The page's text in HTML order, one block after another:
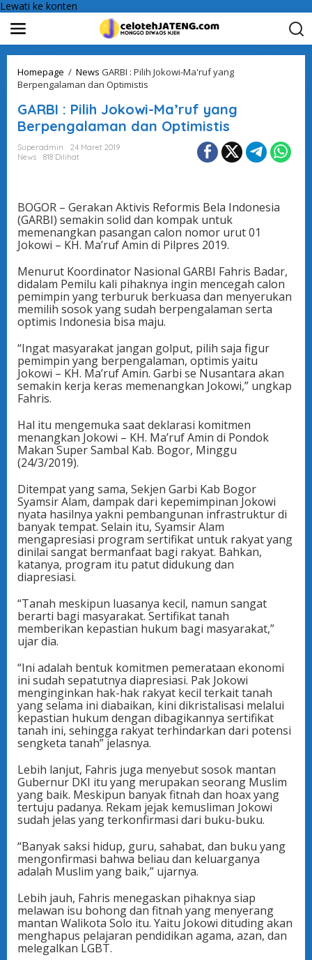
Lewati ke konten
Homepage / News GARBI : Pilih Jokowi-Ma'ruf yang
Berpengalaman dan Optimistis
GARBI : Pilih Jokowi-Ma’ruf yang
Berpengalaman dan Optimistis
Superadmin
24 Maret 2019
News
818 Dilihat
BOGOR – Gerakan Aktivis Reformis Bela Indonesia
(GARBI) semakin solid dan kompak untuk
memenangkan pasangan calon nomor urut 01
Jokowi – KH. Ma’ruf Amin di Pilpres 2019.
Menurut Koordinator Nasional GARBI Fahris Badar,
didalam Pemilu kali pihaknya ingin mencegah calon
pemimpin yang terburuk berkuasa dan menyerukan
memilih sosok yang sudah berpengalaman serta
optimis Indonesia bisa maju.
“Ingat masyarakat jangan golput, pilih saja figur
pemimpin yang berpengalaman, optimis yaitu
Jokowi – KH. Ma’ruf Amin. Garbi se Nusantara akan
semakin kerja keras memenangkan Jokowi,” ungkap
Fahris.
Hal itu mengemuka saat deklarasi komitmen
menangkan Jokowi – KH. Ma’ruf Amin di Pondok
Makan Super Sambal Kab. Bogor, Minggu
(24/3/2019).
Ditempat yang sama, Sekjen Garbi Kab Bogor
Syamsir Alam, dampak dari kepemimpinan Jokowi
nyata hasilnya yakni pembangunan infrastruktur di
banyak tempat. Selain itu, Syamsir Alam
mengapresiasi program sertifikat untuk rakyat yang
dinilai sangat bermanfaat bagi rakyat. Bahkan,
katanya, program itu patut didukung dan
diapresiasi.
“Tanah meskipun luasanya kecil, namun sangat
berarti bagi masyarakat. Sertifikat tanah
memberikan kepastian hukum bagi masyarakat,”
ujar dia.
“Ini adalah bentuk komitmen pemerataan ekonomi
ini sudah sepatutnya diapresiasi. Pak Jokowi
menginginkan hak-hak rakyat kecil terkait tanah
yang selama ini diabaikan, kini dikristalisasi melalui
kepastian hukum dengan dibagikannya sertifikat
tanah ini, sehingga rakyat terhindarkan dari potensi
sengketa tanah” jelasnya.
Lebih lanjut, Fahris juga menyebut sosok mantan
Gubernur DKI itu yang merupakan seorang Muslim
yang baik. Meskipun banyak fitnah dan hoax yang
tertuju padanya. Rekam jejak kemusliman Jokowi
sudah jelas yang terkonfirmasi dari buku-buku.
“Banyak saksi hidup, guru, sahabat, dan buku yang
mengonfirmasi bahwa beliau dan keluarganya
adalah Muslim yang baik,” ujarnya.
Lebih jauh, Fahris menegaskan pihaknya siap
melawan isu bohong dan fitnah yang menyerang
mantan Walikota Solo itu. Yaitu Jokowi dituding akan
menghapus pelajaran pendidikan agama, azan, dan
melegalkan LGBT.